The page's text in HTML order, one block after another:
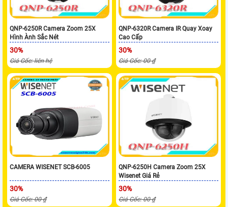
QNP-6250R Camera Zoom 25X
Hình Ành Sắc Nét
30%
Giá Gốc: liên hệ
QNP-6320R Camera IR Quay Xoay
Cao Cấp
30%
Giá Gốc: 00 ₫
CAMERA WISENET SCB-6005
30%
Giá Gốc: 00 ₫
QNP-6250H Camera Zoom 25X
Wisenet Giá Rẻ
30%
Giá Gốc: 00 ₫